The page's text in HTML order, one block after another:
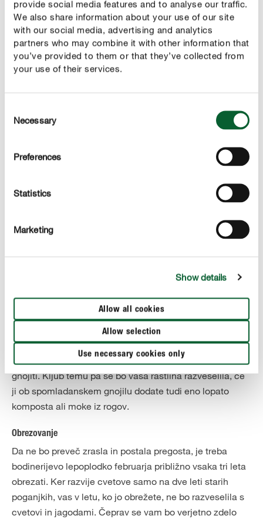
provide social media features and to analyse our traffic.
We also share information about your use of our site
with our social media, advertising and analytics
partners who may combine it with other information that
you’ve provided to them or that they’ve collected from
your use of their services.
Selection
Necessary
Preferences
Statistics
Marketing
Show details
Allow all cookies
Allow selection
Use necessary cookies only
Četudi so jagode bodinerijeve lepoplodke
videti kot sladki biseri, niso primerni za
zaužitje. Sicer niso zelo strupene, vendar
lahko ta pisan grm predvsem za majhne
Tako kot večina grmov, dobro zakoreninjena bodinerijeva
lepoplodka ne potrebuje posebne nege ali dodatnega
izpostavljena preveliki vročini, bo poskušala varčevati s
svojimi močmi in bo zato razvila mnogo manj jagod.
Gnojenje
Bodinerijeve lepoplodke med sezono ni treba dodatno
gnojiti. Kljub temu pa se bo vaša rastlina razveselila, če
ji ob spomladanskem gnojilu dodate tudi eno lopato
komposta ali moke iz rogov.
Obrezovanje
Da ne bo preveč zrasla in postala pregosta, je treba
bodinerijevo lepoplodko februarja približno vsaka tri leta
obrezati. Ker razvije cvetove samo na dve leti starih
poganjkih, vas v letu, ko jo obrežete, ne bo razveselila s
cvetovi in jagodami. Čeprav se vam bo verjetno zdelo